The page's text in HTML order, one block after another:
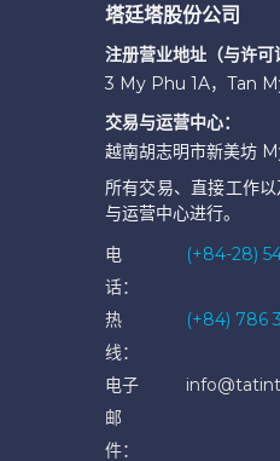
塔廷塔股份公司
注册营业地址（与许可
3 My Phu 1A，Tan
交易与运营中心：
越南胡志明市新美坊
所有交易、直接工作
与运营中心进行。
电
话：
(+84-28)
热
线：
(+84) 786
电子
邮
件：